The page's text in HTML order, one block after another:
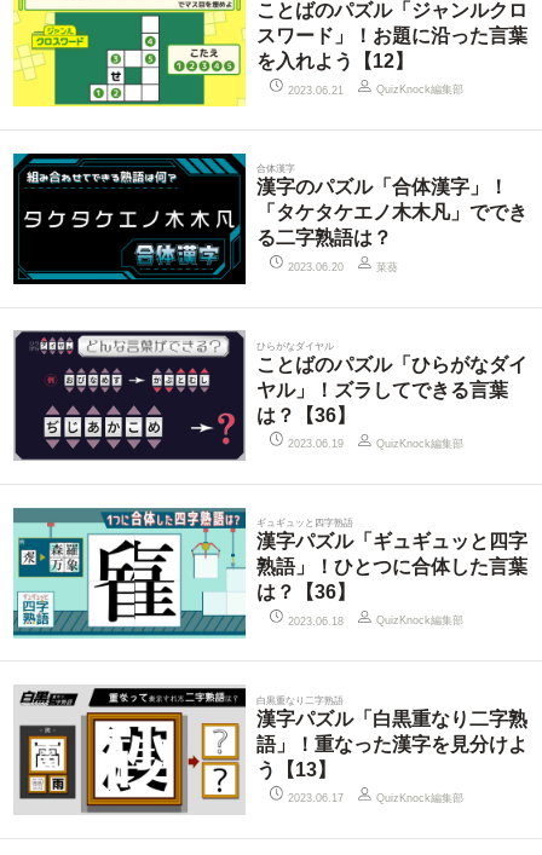
ことばのパズル「ジャンルクロ
スワード」！お題に沿った言葉
を入れよう【12】
2023.06.21 QuizKnock編集部
合体漢字
漢字のパズル「合体漢字」！
「タケタケエノ木木凡」ででき
る二字熟語は？
2023.06.20 菜葵
ひらがなダイヤル
ことばのパズル「ひらがなダイ
ヤル」！ズラしてできる言葉
は？【36】
2023.06.19 QuizKnock編集部
ギュギュッと四字熟語
漢字パズル「ギュギュッと四字
熟語」！ひとつに合体した言葉
は？【36】
2023.06.18 QuizKnock編集部
白黒重なり二字熟語
漢字パズル「白黒重なり二字熟
語」！重なった漢字を見分けよ
う【13】
2023.06.17 QuizKnock編集部